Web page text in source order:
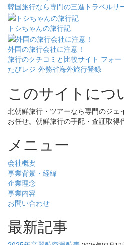
韓国旅行なら専門の三進トラベルサ
トシちゃんの旅行記
外国の旅行会社に注意！
旅行のクチコミと比較サイト フォ
たびレジ-外務省海外旅行登録
このサイトにつ
北朝鮮旅行・ツアーなら専門のジェ
お任せ。朝鮮旅行の手配・査証取得
メニュー
会社概要
事業背景・経緯
企業理念
事業内容
お問い合わせ
最新記事